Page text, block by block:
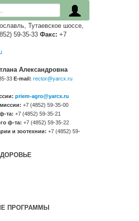
Тутаевское шоссе,
59-35-33 Факс: +7
Александровна
33 E-mail: rector@yarcx.ru
priem-agro@yarcx.ru
+7 (4852) 59-35-00
та: +7 (4852) 59-35-21
ф-та: +7 (4852) 59-35-22
и зоотехнии: +7 (4852) 59-
ПРОГРАММЫ